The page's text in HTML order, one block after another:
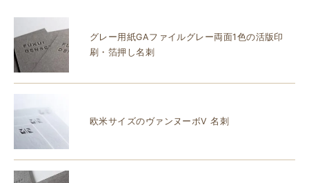
グレー用紙GAファイルグレー両面1色の活版印
刷・箔押し名刺
欧米サイズのヴァンヌーボV 名刺